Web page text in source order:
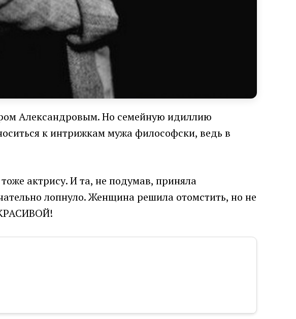
Александровым. Но семейную идиллию
к интрижкам мужа философски, ведь в
актрису. И та, не подумав, приняла
лопнуло. Женщина решила отомстить, но не